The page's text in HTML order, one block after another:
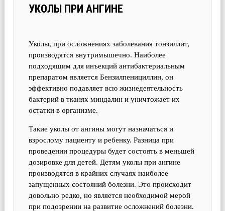
УКОЛЫ ПРИ АНГИНЕ
Уколы, при осложнениях заболевания тонзиллит,
производятся внутримышечно. Наиболее
подходящим для инъекций антибактериальным
препаратом является Бензилпенициллин, он
эффективно подавляет всю жизнедеятельность
бактерий в тканях миндалин и уничтожает их
остатки в организме.
Такие уколы от ангины могут назначаться и
взрослому пациенту и ребенку. Разница при
проведении процедуры будет состоять в меньшей
дозировке для детей. Детям уколы при ангине
производятся в крайних случаях наиболее
запущенных состояний болезни. Это происходит
довольно редко, но является необходимой мерой
при подозрении на развитие осложнений болезни.